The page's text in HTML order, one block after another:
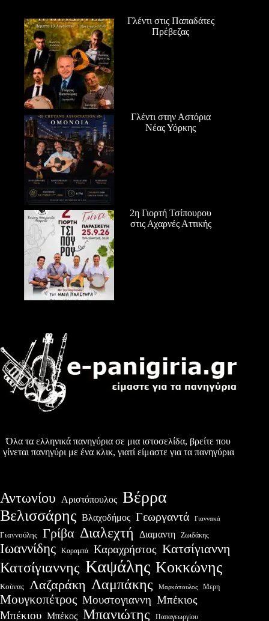
Γλέντι στις Παπαδάτες
Πρέβεζας
Γλέντι στην Αστόρια
Νέας Υόρκης
2η Γιορτή Τσίπουρου
στις Αχαρνές Αττικής
Όλα τα ελληνικά πανηγύρια σε μια ιστοσελίδα, βρείτε που
γίνεται πανηγύρι με ένα κλικ, γιατί είμαστε για τα πανηγύρια
Αντωνίου Αριστόπουλος Βέρρα
Βελισσάρης Βλαχοδήμος Γεωργαντά Γιαννακά
Γιαννούλης Γρίβα Διαλεχτή Διαμαντη Ζωιδάκης
Ιωαννίδης Καραμπά Καραχρήστος Κατσίγιαννη
Κατσίγιαννης Καψάλης Κοκκώνης
Κούνας Λαζαράκη Λαμπάκης Μαρκόπουλος Μερη
Μουγκοπέτρος Μουστογιαννη Μπέκιος
Μπέκιου Μπέκος Μπανιώτης Παπαγεωργίου